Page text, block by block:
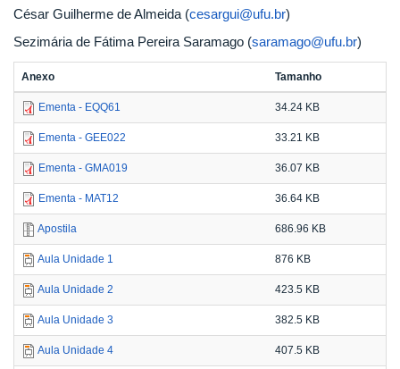
César Guilherme de Almeida (cesargui@ufu.br)
Sezimária de Fátima Pereira Saramago (saramago@ufu.br)
Anexo Tamanho
Ementa - EQQ61 34.24 KB
Ementa - GEE022 33.21 KB
Ementa - GMA019 36.07 KB
Ementa - MAT12 36.64 KB
Apostila 686.96 KB
Aula Unidade 1 876 KB
Aula Unidade 2 423.5 KB
Aula Unidade 3 382.5 KB
Aula Unidade 4 407.5 KB